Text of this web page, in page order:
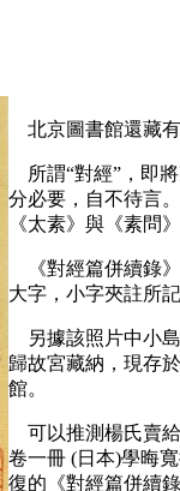
北京圖書館還藏
所謂“對經”，即
分必要，自不待言
《太素》與《素問
《對經篇併續錄
大字，小字夾註所
另據該照片中小
歸故宮藏納，現存
館。
可以推測楊氏賣給
卷一冊 (日本)學晦
復的《對經篇併續